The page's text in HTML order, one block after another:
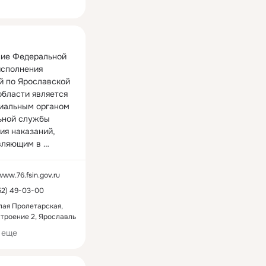
Федеральной
по Ярославской
является
органом
службы
наказаний,
в
по
надзору в
наказаний в
осужденных,
49-03-00
Пролетарская,
2, Ярославль
еще